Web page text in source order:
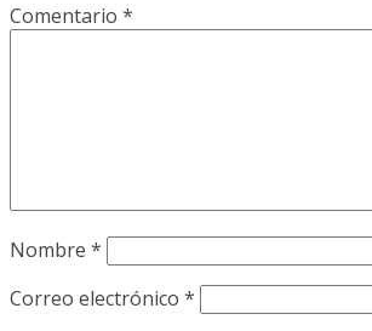
Comentario *
Nombre *
Correo electrónico *